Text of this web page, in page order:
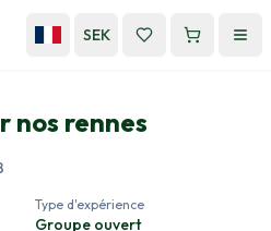
SEK
nos rennes
Type d'expérience
Groupe ouvert